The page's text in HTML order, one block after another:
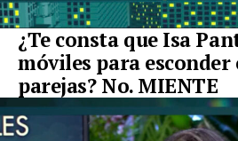
¿Te consta que Isa
móviles para esconder
parejas? No. MIENTE